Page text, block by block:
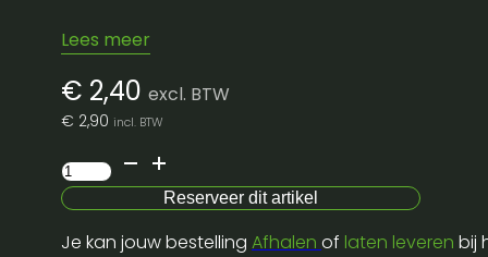
Lees meer
€ 2,40 excl. BTW
€ 2,90 incl. BTW
Banketstoel
zwart
aantal
Reserveer dit artikel
Je kan jouw bestelling Afhalen of laten leveren bij